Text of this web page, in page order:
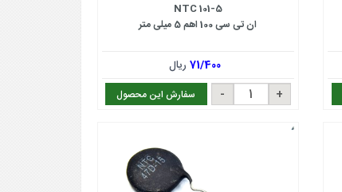
NTC 101-5
ان تی سی 100 اهم 5 میلی متر
71/400 ریال
سفارش این محصول